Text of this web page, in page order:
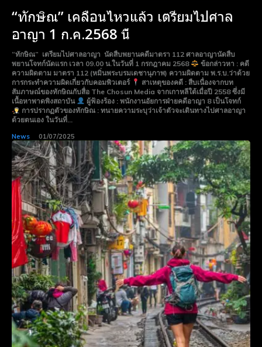
Monthly or Yearly Memberships
I Want To Sign Up
Monthly or Yearly Memberships
I Want To Sign Up
“ทักษิณ” เคลื่อนไหวแล้ว เตรียมไปศาล
อาญา 1 ก.ค.2568 นี้
“ทักษิณ” เตรียมไปศาลอาญา นัดสืบพยานคดีมาตรา 112 ศาลอาญานัดสืบ
พยานโจทก์นัดแรก เวลา 09.00 น.ในวันที่ 1 กรกฎาคม 2568
ข้อกล่าวหา : คดี
ความผิดตาม มาตรา 112 (หมิ่นพระบรมเดชานุภาพ) ความผิดตาม พ.ร.บ.ว่าด้วย
การกระทำความผิดเกี่ยวกับคอมพิวเตอร์
สาเหตุของคดี : สืบเนื่องจากบท
สัมภาษณ์ของทักษิณกับสื่อ The Chosun Media จากเกาหลีใต้เมื่อปี 2558 ซึ่งมี
เนื้อหาพาดพิงสถาบัน
ผู้ฟ้องร้อง : พนักงานอัยการฝ่ายคดีอาญา 8 เป็นโจทก์
การปรากฏตัวของทักษิณ : ทนายความระบุว่าเจ้าตัวจะเดินทางไปศาลอาญา
ด้วยตนเอง ในวันที่...
News 01/07/2025